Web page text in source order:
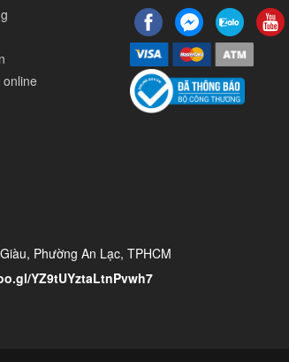
Phường An Lạc, TPHCM
YZ9tUYztaLtnPvwh7